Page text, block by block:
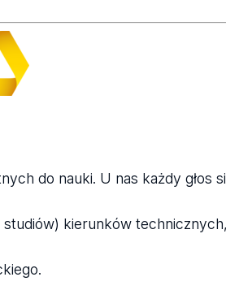
do nauki. U nas każdy głos
kierunków technicznych,